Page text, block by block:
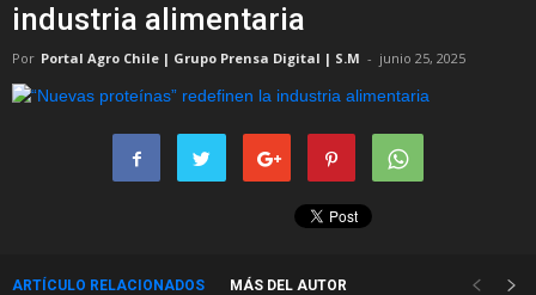
industria alimentaria
Por Portal Agro Chile | Grupo Prensa Digital | S.M - junio 25, 2025
ARTÍCULO RELACIONADOS MÁS DEL AUTOR